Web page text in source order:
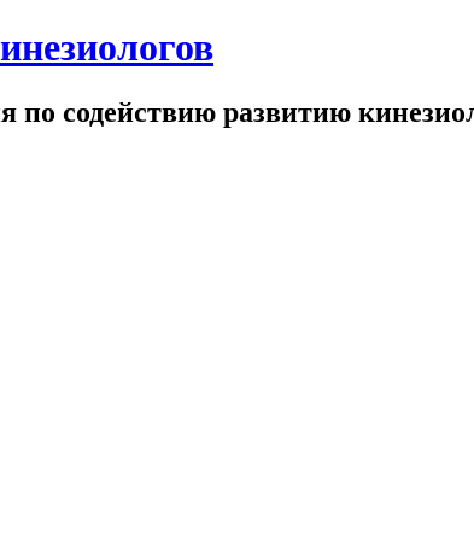
по содействию развитию